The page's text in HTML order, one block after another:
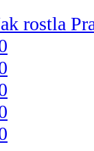
rostla